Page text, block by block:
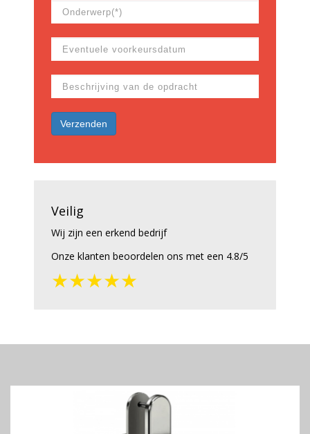
Veilig
Wij zijn een erkend bedrijf
Onze klanten beoordelen ons met een 4.8/5
★★★★★